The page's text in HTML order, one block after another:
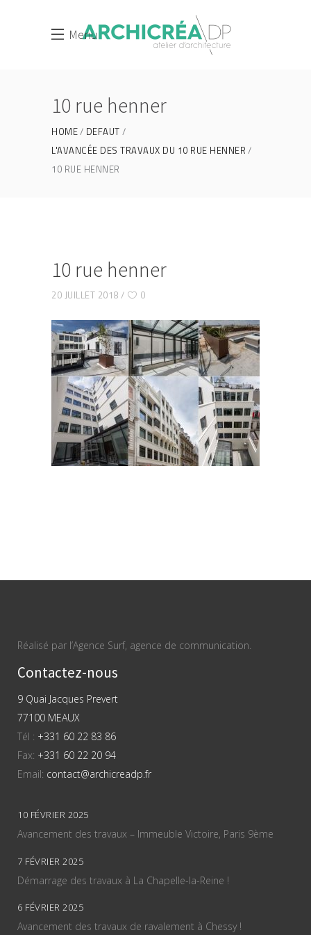
Menu
10 rue henner
HOME
DEFAUT
L'AVANCÉE DES TRAVAUX DU 10 RUE HENNER
10 RUE HENNER
10 rue henner
20 JUILLET 2018 0
Réalisé par l’Agence Surf, agence de communication.
Contactez-nous
9 Quai Jacques Prevert
77100 MEAUX
Tél : +331 60 22 83 86
Fax: +331 60 22 20 94
Email: contact@archicreadp.fr
10 FÉVRIER 2025
Avancement des travaux – Immeuble Victoire, Paris 9ème
7 FÉVRIER 2025
Démarrage des travaux à La Chapelle-la-Reine !
6 FÉVRIER 2025
Avancement des travaux de ravalement à Chessy !